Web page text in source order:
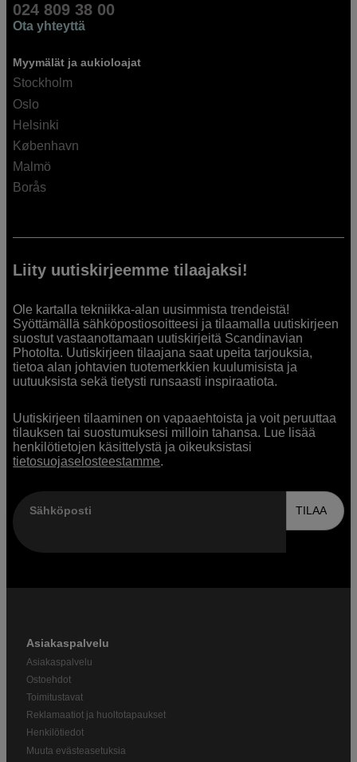
024 809 38 00
Ota yhteyttä
Myymälät ja aukioloajat
Stockholm
Oslo
Helsinki
København
Malmö
Borås
Liity uutiskirjeemme tilaajaksi!
Ole kartalla tekniikka-alan uusimmista trendeistä!
Syöttämällä sähköpostiosoitteesi ja tilaamalla uutiskirjeen
suostut vastaanottamaan uutiskirjeitä Scandinavian
Photolta. Uutiskirjeen tilaajana saat upeita tarjouksia,
tietoa alan johtavien tuotemerkkien kuulumisista ja
uutuuksista sekä tietysti runsaasti inspiraatiota.
Uutiskirjeen tilaaminen on vapaaehtoista ja voit peruuttaa
tilauksen tai suostumuksesi milloin tahansa. Lue lisää
henkilötietojen käsittelystä ja oikeuksistasi
tietosuojaselosteestamme.
Sähköposti TILAA
Asiakaspalvelu
Asiakaspalvelu
Ostoehdot
Toimitustavat
Reklamaatiot ja huoltotapaukset
Henkilötiedot
Muuta evästeasetuksia